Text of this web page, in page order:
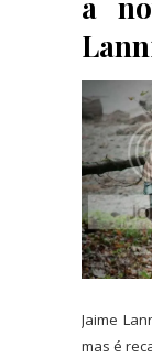
Jaime
mas é